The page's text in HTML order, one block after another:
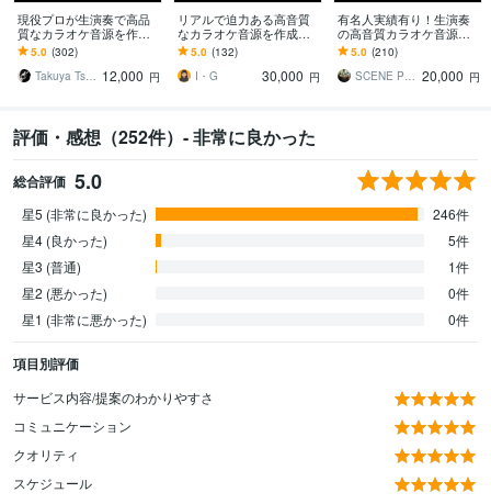
現役プロが生演奏で高品
質なカラオケ音源を作成
します オールジャンル対
応！ハイクオリティーな
歌ってみたに！商用無料
5.0 (302)
Takuya Tsuneta 12,000 円
リアルで迫力ある高音質
なカラオケ音源を作成し
ます エレキギターは生演
奏！アニソン・アイドル
ソングが得意です！
5.0 (132)
I・G
30,000 円
有名人実績有り！生演奏
の高音質カラオケ音源作
ります 本物のクオリティ
を求める方はこちらへ
【初心者の方も大歓
5.0 (210)
SCENE PROJECT 20,000 円
評価・感想（252件）- 非常に良かった
総合評価 5.0
星5 (非常に良かった)
246件
星4 (良かった)
5件
星3 (普通)
1件
星2 (悪かった)
0件
星1 (非常に悪かった)
0件
項目別評価
サービス内容/提案のわかりやすさ
コミュニケーション
クオリティ
スケジュール